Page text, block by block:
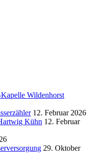
Wildenhorst
12. Februar 2026
Kühn 12. Februar
29. Oktober